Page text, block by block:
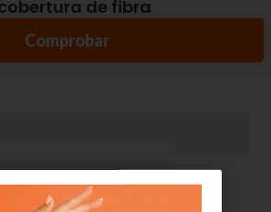
de fibra
Comprobar